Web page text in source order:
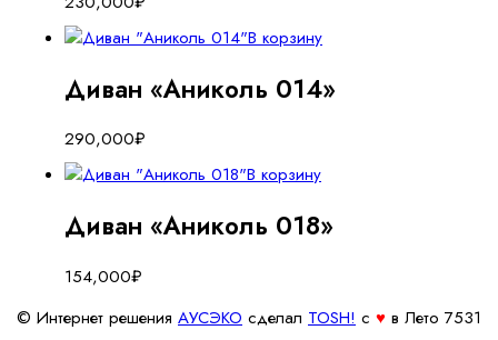
В корзину
Диван «Аниколь 014»
290,000₽
В корзину
Диван «Аниколь 018»
154,000₽
© Интернет решения АУСЭКО cделал TOSH! c ♥ в Лето 7531